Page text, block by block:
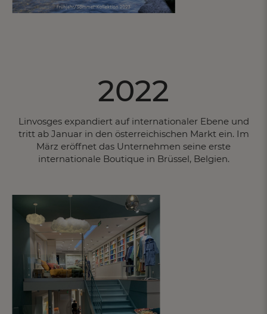
2022
Linvosges expandiert auf internationaler Ebene und
tritt ab Januar in den österreichischen Markt ein. Im
März eröffnet das Unternehmen seine erste
internationale Boutique in Brüssel, Belgien.